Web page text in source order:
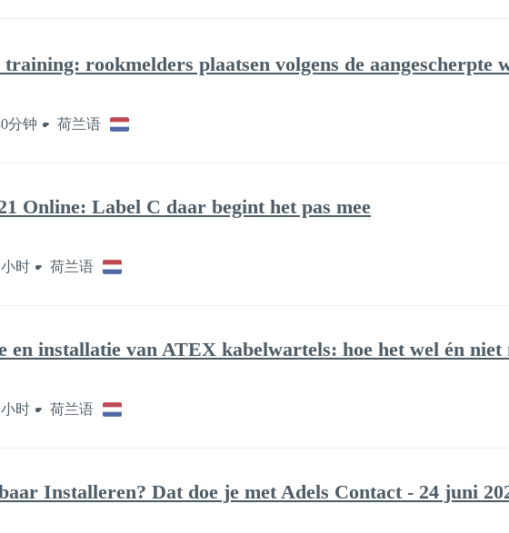
rookmelders plaatsen volgens de aangescherpte
分钟 荷兰语
Online: Label C daar begint het pas mee
时 荷兰语
en installatie van ATEX kabelwartels: hoe het wel én niet
时 荷兰语
Installeren? Dat doe je met Adels Contact - 24 juni